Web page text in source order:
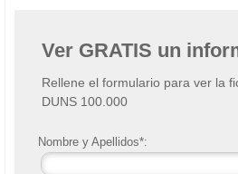
Ver GRATIS un
Rellene el formulario para ver la
DUNS 100.000
Nombre y Apellidos*: